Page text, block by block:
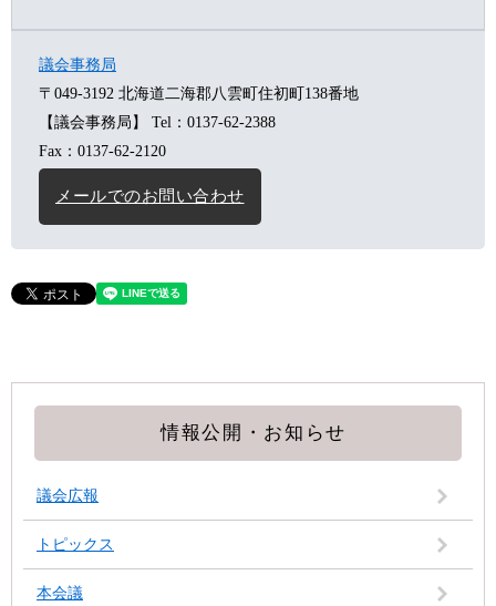
議会事務局
〒049-3192 北海道二海郡八雲町住初町138番地
【議会事務局】
Tel：0137-62-2388
Fax：0137-62-2120
メールでのお問い合わせ
情報公開・お知らせ
議会広報
トピックス
本会議